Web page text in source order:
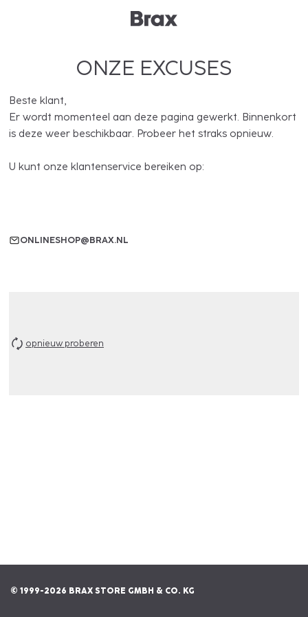
ONZE EXCUSES
Beste klant,
Er wordt momenteel aan deze pagina gewerkt. Binnenkort
is deze weer beschikbaar. Probeer het straks opnieuw.
U kunt onze klantenservice bereiken op:
ONLINESHOP@BRAX.NL
opnieuw proberen
© 1999-2026 BRAX STORE GMBH & CO. KG